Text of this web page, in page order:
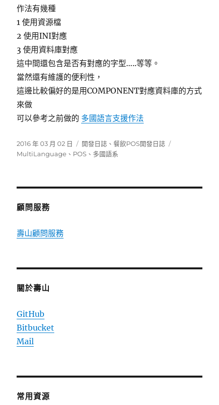
作法有幾種
1 使用資源檔
2 使用INI對應
3 使用資料庫對應
這中間還包含是否有對應的字型…..等等。
當然還有維護的便利性，
這邊比較偏好的是用COMPONENT對應資料庫的方式
來做
可以參考之前做的 多國語言支援作法
發
佈
2016 年 03 月 02 日
分
類
開發日誌 、餐飲POS開發日誌
MultiLanguage 、 POS 、 多國語系
顧問服務
壽山顧問服務
關於壽山
GitHub
Bitbucket
Mail
常用資源